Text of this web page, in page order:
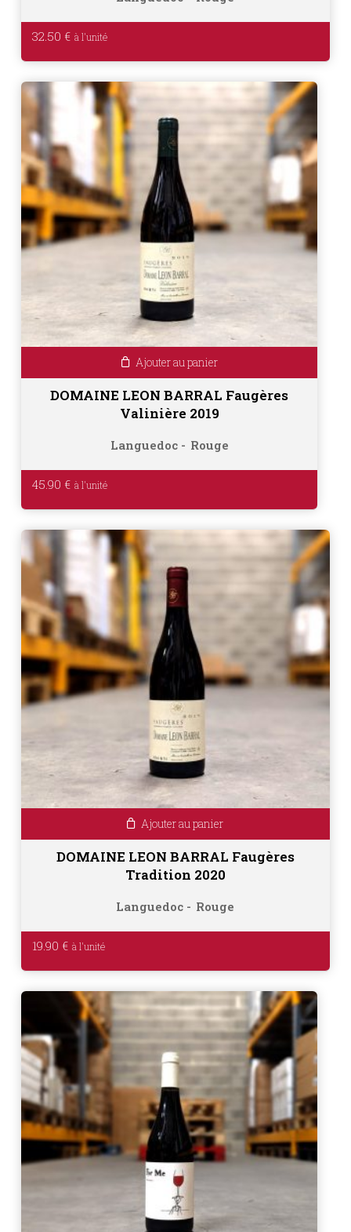
32.50 €
Ajouter au panier
DOMAINE LEON BARRAL Faugères
Valinière 2019
Languedoc Rouge
45.90 €
Ajouter au panier
DOMAINE LEON BARRAL Faugères
Tradition 2020
Languedoc Rouge
19.90 €